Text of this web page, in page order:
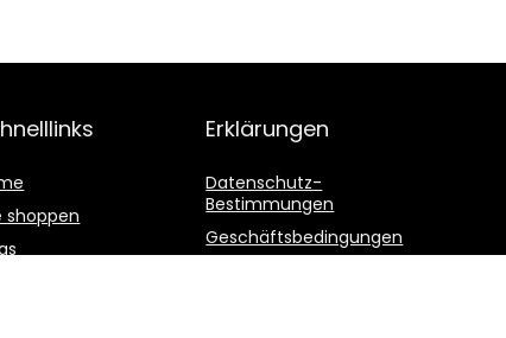
shoppen
Erklärungen
Datenschutz-
Bestimmungen
Geschäftsbedingungen